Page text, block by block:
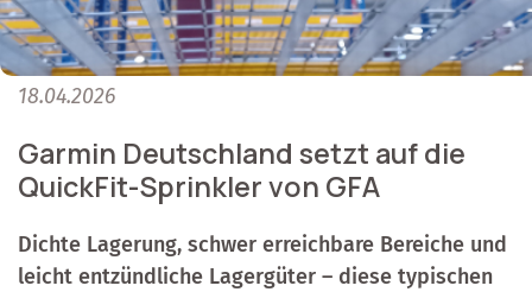
18.04.2026
Garmin Deutschland setzt auf die
QuickFit-Sprinkler von GFA
Dichte Lagerung, schwer erreichbare Bereiche und
leicht entzündliche Lagergüter – diese typischen